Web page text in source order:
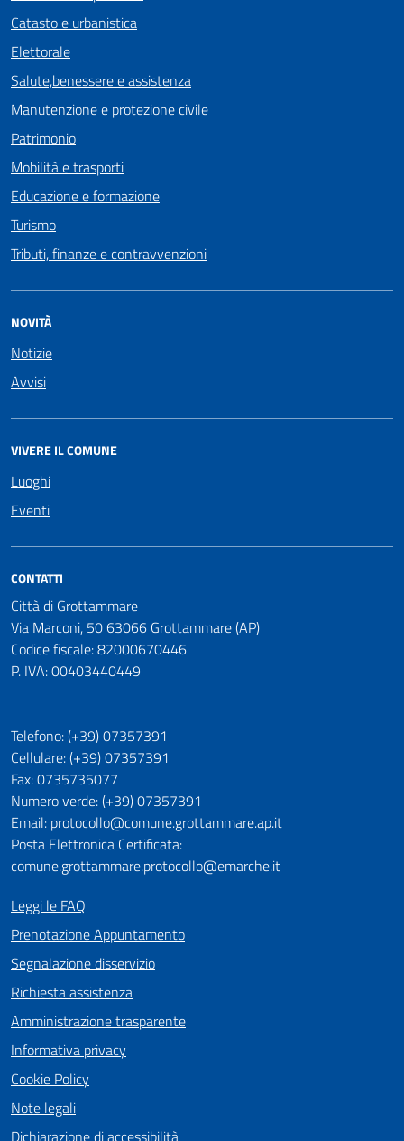
Catasto e urbanistica
Elettorale
Salute,benessere e assistenza
Manutenzione e protezione civile
Patrimonio
Mobilità e trasporti
Educazione e formazione
Turismo
Tributi, finanze e contravvenzioni
NOVITÀ
Notizie
Avvisi
VIVERE IL COMUNE
Luoghi
Eventi
CONTATTI
Città di Grottammare
Via Marconi, 50 63066 Grottammare (AP)
Codice fiscale: 82000670446
P. IVA: 00403440449
Telefono: (+39) 07357391
Cellulare: (+39) 07357391
Fax: 0735735077
Numero verde: (+39) 07357391
Email: protocollo@comune.grottammare.ap.it
Posta Elettronica Certificata:
comune.grottammare.protocollo@emarche.it
Leggi le FAQ
Prenotazione Appuntamento
Segnalazione disservizio
Richiesta assistenza
Amministrazione trasparente
Informativa privacy
Cookie Policy
Note legali
Dichiarazione di accessibilità